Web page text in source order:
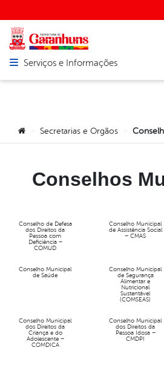
Abrir menu principal de navegação
Serviços e Informações
Você está aqui:
Secretarias e Orgãos
Conselhos
Conselho de Defesa
dos Direitos da
Pessoa com
Deficiência –
COMUD
Conselho Municipal
de Assistência Social
– CMAS
Conselho Municipal
de Saúde
Conselho Municipal
de Segurança
Alimentar e
Nutricional
Sustentável
(COMSEAS)
Conselho Municipal
dos Direitos da
Criança e do
Adolescente –
COMDICA
Conselho Municipal
dos Direitos da
Pessoa Idosa –
CMDPI